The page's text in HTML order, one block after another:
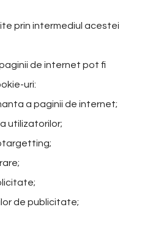
prin intermediul acestei
de internet pot fi
uri:
a paginii de internet;
utilizatorilor;
de publicitate;